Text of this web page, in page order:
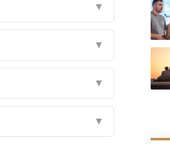
▼
▼
▼
▼